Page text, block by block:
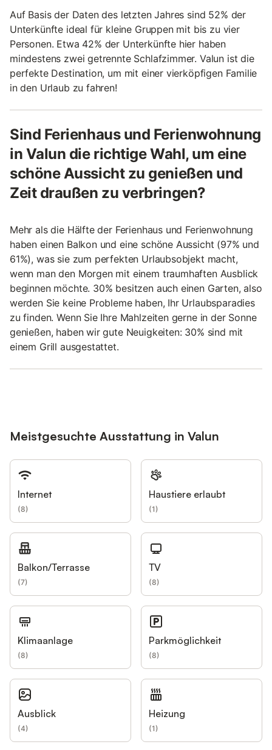
Auf Basis der Daten des letzten Jahres sind 52% der
Unterkünfte ideal für kleine Gruppen mit bis zu vier
Personen. Etwa 42% der Unterkünfte hier haben
mindestens zwei getrennte Schlafzimmer. Valun ist die
perfekte Destination, um mit einer vierköpfigen Familie
in den Urlaub zu fahren!
Sind Ferienhaus und Ferienwohnung
in Valun die richtige Wahl, um eine
schöne Aussicht zu genießen und
Zeit draußen zu verbringen?
Mehr als die Hälfte der Ferienhaus und Ferienwohnung
haben einen Balkon und eine schöne Aussicht (97% und
61%), was sie zum perfekten Urlaubsobjekt macht,
wenn man den Morgen mit einem traumhaften Ausblick
beginnen möchte. 30% besitzen auch einen Garten, also
werden Sie keine Probleme haben, Ihr Urlaubsparadies
zu finden. Wenn Sie Ihre Mahlzeiten gerne in der Sonne
genießen, haben wir gute Neuigkeiten: 30% sind mit
einem Grill ausgestattet.
Meistgesuchte Ausstattung in Valun
Internet
(8)
Haustiere erlaubt
(1)
Balkon/Terrasse
(7)
TV
(8)
Klimaanlage
(8)
Parkmöglichkeit
(8)
Ausblick
(4)
Heizung
(1)